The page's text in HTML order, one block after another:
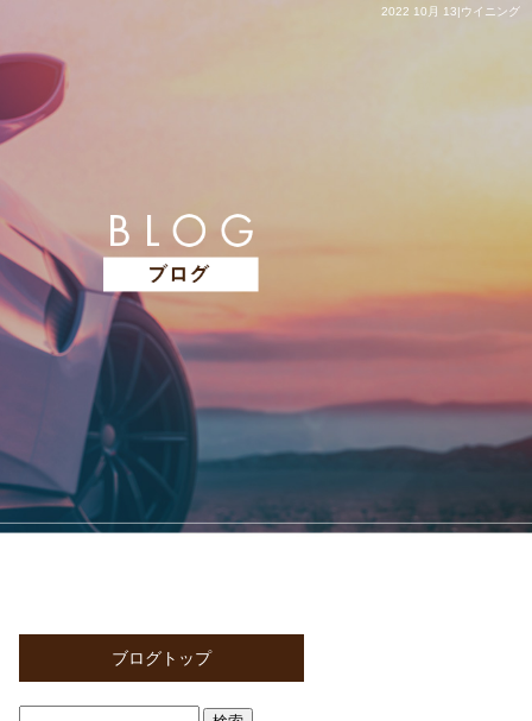
2022 10月 13|ウイニング
ブログトップ